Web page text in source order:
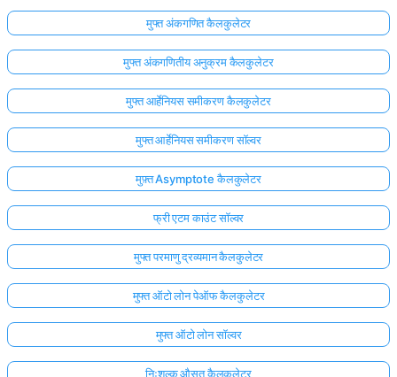
मुफ्त अंकगणित कैलकुलेटर
मुफ्त अंकगणितीय अनुक्रम कैलकुलेटर
मुफ्त आर्हेनियस समीकरण कैलकुलेटर
मुफ्त आर्हेनियस समीकरण सॉल्वर
मुफ़्त Asymptote कैलकुलेटर
फ्री एटम काउंट सॉल्वर
मुफ्त परमाणु द्रव्यमान कैलकुलेटर
मुफ्त ऑटो लोन पेऑफ कैलकुलेटर
मुफ्त ऑटो लोन सॉल्वर
निःशुल्क औसत कैलकुलेटर